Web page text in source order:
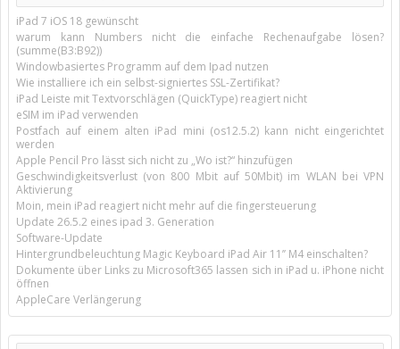
iPad 7 iOS 18 gewünscht
warum kann Numbers nicht die einfache Rechenaufgabe lösen?
(summe(B3:B92))
Windowbasiertes Programm auf dem Ipad nutzen
Wie installiere ich ein selbst-signiertes SSL-Zertifikat?
iPad Leiste mit Textvorschlägen (QuickType) reagiert nicht
eSIM im iPad verwenden
Postfach auf einem alten iPad mini (os12.5.2) kann nicht eingerichtet
werden
Apple Pencil Pro lässt sich nicht zu „Wo ist?“ hinzufügen
Geschwindigkeitsverlust (von 800 Mbit auf 50Mbit) im WLAN bei VPN
Aktivierung
Moin, mein iPad reagiert nicht mehr auf die fingersteuerung
Update 26.5.2 eines ipad 3. Generation
Software-Update
Hintergrundbeleuchtung Magic Keyboard iPad Air 11’’ M4 einschalten?
Dokumente über Links zu Microsoft365 lassen sich in iPad u. iPhone nicht
öffnen
AppleCare Verlängerung